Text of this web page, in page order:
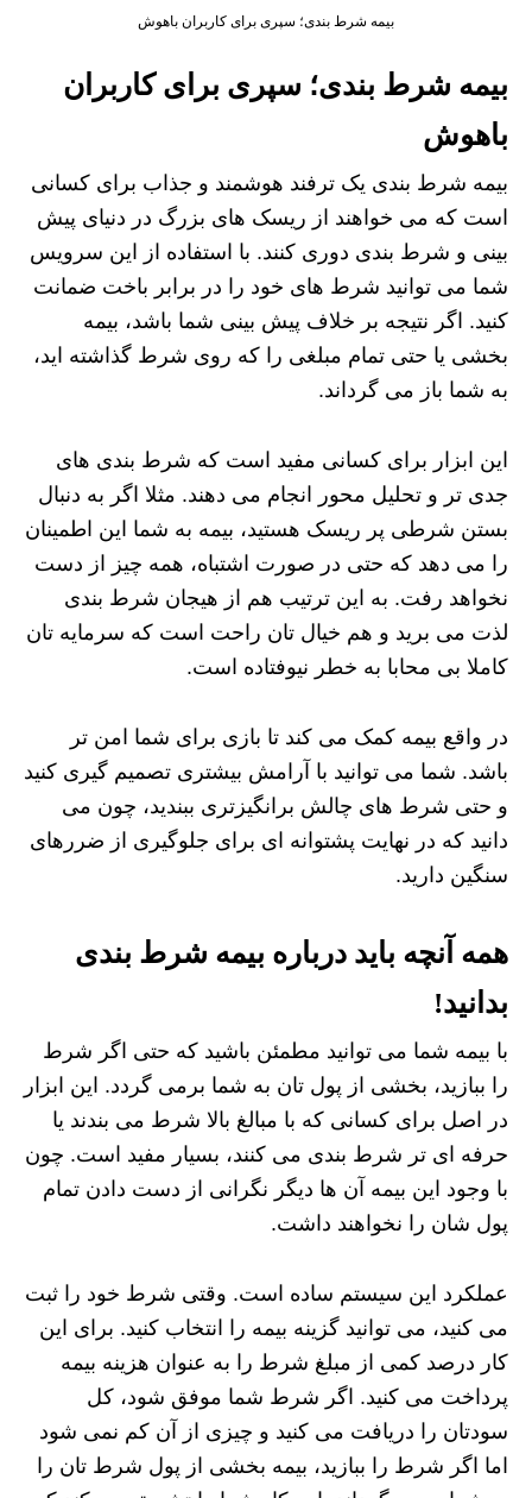
بیمه شرط بندی؛ سپری برای کاربران باهوش
بیمه شرط بندی؛ سپری برای کاربران
باهوش
بیمه شرط‌ بندی یک ترفند هوشمند و جذاب برای کسانی
است که می‌ خواهند از ریسک‌ های بزرگ در دنیای پیش‌
بینی و شرط‌ بندی دوری کنند. با استفاده از این سرویس
شما می‌ توانید شرط‌ های خود را در برابر باخت ضمانت
کنید. اگر نتیجه بر خلاف پیش‌ بینی شما باشد، بیمه
بخشی یا حتی تمام مبلغی را که روی شرط گذاشته‌ اید،
به شما باز می‌ گرداند.
این ابزار برای کسانی مفید است که شرط‌ بندی‌ های
جدی‌ تر و تحلیل‌ محور انجام می‌ دهند. مثلا اگر به دنبال
بستن شرطی پر ریسک هستید، بیمه به شما این اطمینان
را می‌ دهد که حتی در صورت اشتباه، همه‌ چیز از دست
نخواهد رفت. به این ترتیب هم از هیجان شرط‌ بندی
لذت می‌ برید و هم خیال تان راحت است که سرمایه‌ تان
کاملا بی‌ محابا به خطر نیوفتاده است.
در واقع بیمه کمک می‌ کند تا بازی برای شما امن‌ تر
باشد. شما می‌ توانید با آرامش بیشتری تصمیم‌ گیری کنید
و حتی شرط‌ های چالش‌ برانگیزتری ببندید، چون می‌
دانید که در نهایت پشتوانه‌ ای برای جلوگیری از ضررهای
سنگین دارید.
همه آنچه باید درباره بیمه شرط بندی
بدانید!
با بیمه شما می‌ توانید مطمئن باشید که حتی اگر شرط
را ببازید، بخشی از پول تان به شما برمی‌ گردد. این ابزار
در اصل برای کسانی که با مبالغ بالا شرط می‌ بندند یا
حرفه‌ ای‌ تر شرط‌ بندی می‌ کنند، بسیار مفید است. چون
با وجود این بیمه آن‌ ها دیگر نگرانی از دست دادن تمام
پول شان را نخواهند داشت.
عملکرد این سیستم ساده است. وقتی شرط خود را ثبت
می‌ کنید، می‌ توانید گزینه بیمه را انتخاب کنید. برای این
کار درصد کمی از مبلغ شرط را به‌ عنوان هزینه بیمه
پرداخت می‌ کنید. اگر شرط شما موفق شود، کل
سودتان را دریافت می‌ کنید و چیزی از آن کم نمی‌ شود
اما اگر شرط را ببازید، بیمه بخشی از پول شرط تان را